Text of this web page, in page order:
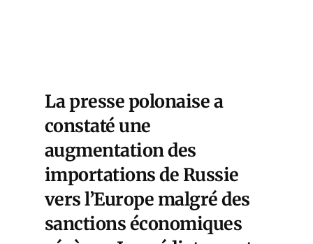
La presse polonaisea
constaté une
augmentation des
importations de Russie
vers l’Europe malgré des
sanctions économiques